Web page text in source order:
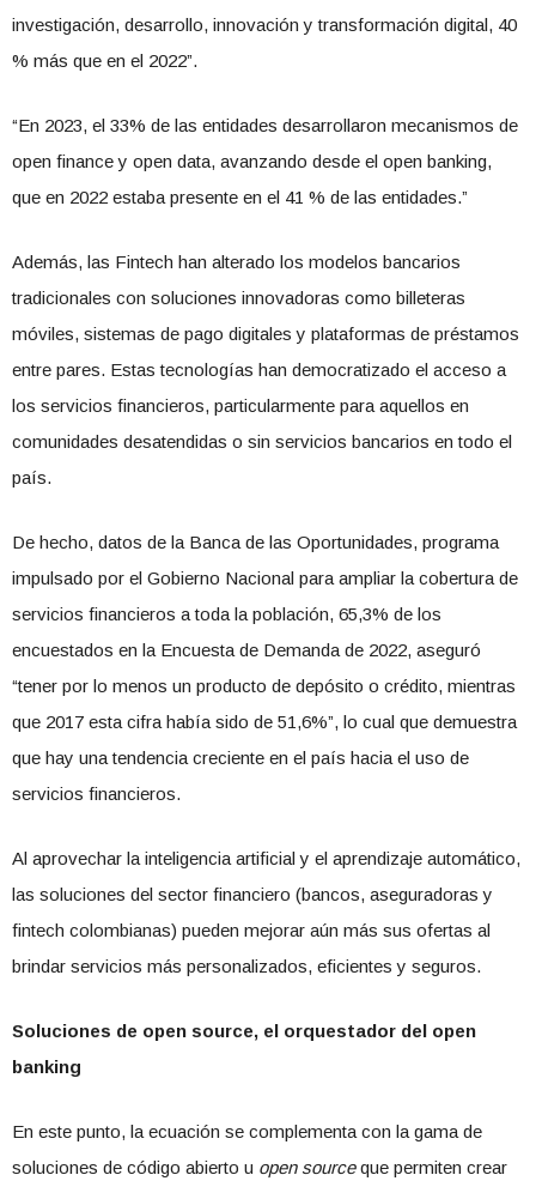
investigación, desarrollo, innovación y transformación digital, 40
% más que en el 2022”.
“En 2023, el 33% de las entidades desarrollaron mecanismos de
open finance y open data, avanzando desde el open banking,
que en 2022 estaba presente en el 41 % de las entidades.”
Además, las Fintech han alterado los modelos bancarios
tradicionales con soluciones innovadoras como billeteras
móviles, sistemas de pago digitales y plataformas de préstamos
entre pares. Estas tecnologías han democratizado el acceso a
los servicios financieros, particularmente para aquellos en
comunidades desatendidas o sin servicios bancarios en todo el
país.
De hecho, datos de la Banca de las Oportunidades, programa
impulsado por el Gobierno Nacional para ampliar la cobertura de
servicios financieros a toda la población, 65,3% de los
encuestados en la Encuesta de Demanda de 2022, aseguró
“tener por lo menos un producto de depósito o crédito, mientras
que 2017 esta cifra había sido de 51,6%”, lo cual que demuestra
que hay una tendencia creciente en el país hacia el uso de
servicios financieros.
Al aprovechar la inteligencia artificial y el aprendizaje automático,
las soluciones del sector financiero (bancos, aseguradoras y
fintech colombianas) pueden mejorar aún más sus ofertas al
brindar servicios más personalizados, eficientes y seguros.
Soluciones de open source, el orquestador del open
banking
En este punto, la ecuación se complementa con la gama de
soluciones de código abierto u open sourceque permiten crear